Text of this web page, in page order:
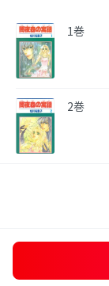
1巻
2巻